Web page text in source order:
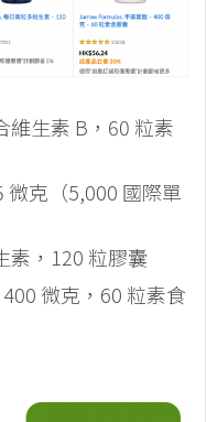
維生素 B，60 粒素
微克（5,000 國際單
素，120 粒膠囊
微克，60 粒素食